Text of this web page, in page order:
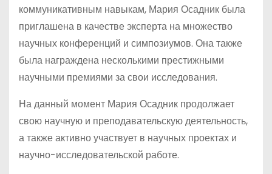
коммуникативным навыкам, Мария Осадник была
приглашена в качестве эксперта на множество
научных конференций и симпозиумов. Она также
была награждена несколькими престижными
научными премиями за свои исследования.
На данный момент Мария Осадник продолжает
свою научную и преподавательскую деятельность,
а также активно участвует в научных проектах и
научно-исследовательской работе.